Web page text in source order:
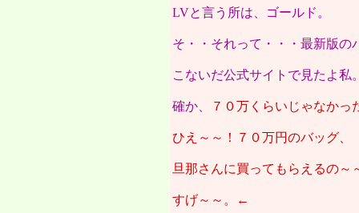
LVと言う所は、ゴールド。
そ・・それって・・・最新版の
こないだ公式サイトで見たよ私
確か、 ７０万くらいじゃなかっ
ひえ～～！７０万円のバッグ、
旦那さんに買ってもらえるの～
すげ～～。←